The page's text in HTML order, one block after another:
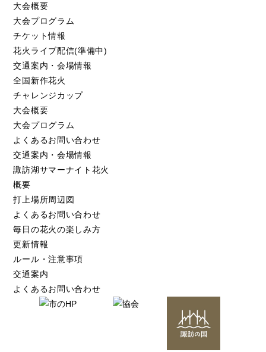
大会概要
大会プログラム
チケット情報
花火ライブ配信(準備中)
交通案内・会場情報
全国新作花火
チャレンジカップ
大会概要
大会プログラム
よくあるお問い合わせ
交通案内・会場情報
諏訪湖サマーナイト花火
概要
打上場所周辺図
よくあるお問い合わせ
毎日の花火の楽しみ方
更新情報
ルール・注意事項
交通案内
よくあるお問い合わせ